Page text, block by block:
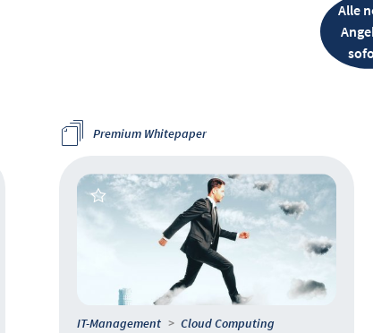
Alle
Premium Whitepaper
IT-Management Cloud Computing